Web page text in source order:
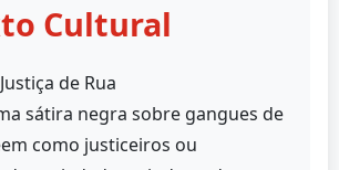
Cultural
de Rua
sátira negra sobre gangues de
como justiceiros ou